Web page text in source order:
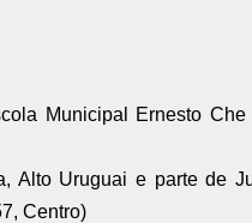
Municipal Ernesto
Alto Uruguai e parte de
Centro)